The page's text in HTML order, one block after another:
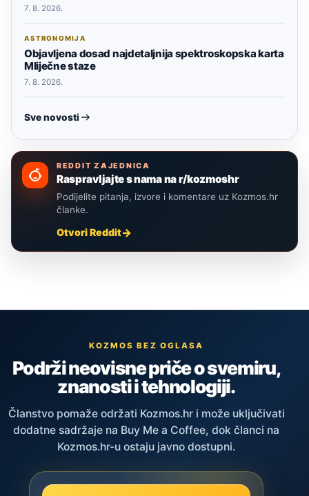
7. 8. 2026.
ASTRONOMIJA
Objavljena dosad najdetaljnija spektroskopska karta
Mliječne staze
7. 8. 2026.
Sve novosti
REDDIT ZAJEDNICA
Raspravljajte s nama na r/kozmoshr
Podijelite pitanja, izvore i komentare uz Kozmos.hr
članke.
Otvori Reddit
KOZMOS BEZ OGLASA
Podrži neovisne priče o svemiru,
znanosti i tehnologiji.
Članstvo pomaže održati Kozmos.hr i može uključivati
dodatne sadržaje na Buy Me a Coffee, dok članci na
Kozmos.hr-u ostaju javno dostupni.